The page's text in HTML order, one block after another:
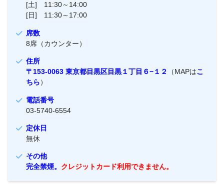
[土] 11:30～14:00
[日] 11:30～17:00
席数
8席（カウンター）
住所
〒153-0063 東京都目黒区目黒１丁目６−１２
（MAPはこ
ちら）
電話番号
03-5740-6554
定休日
無休
その他
完全禁煙。 クレジットカード利用できません。